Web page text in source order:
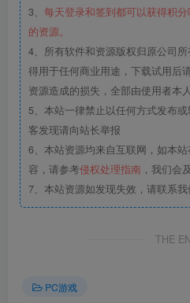
3、 每天登录和签到都可以获得积
的资源。
4、所有软件和资源版权归原公司
得用于任何商业用途，下载试用后
资源造成的损失，全部由使用者本
5、本站一律禁止以任何方式发布
客发现请向站长举报
6、本站资源均来自互联网，如本
容，请参考侵权处理指南 ，我们会
7、本站资源如发现失效，请联系我
THE
PC游戏